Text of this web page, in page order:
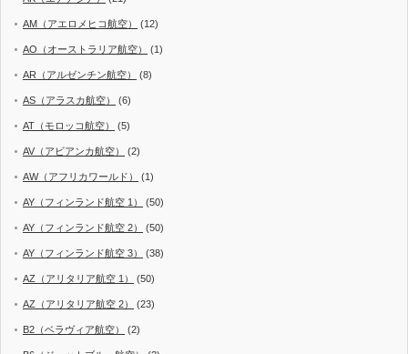
AM（アエロメヒコ航空） (12)
AO（オーストラリア航空） (1)
AR（アルゼンチン航空） (8)
AS（アラスカ航空） (6)
AT（モロッコ航空） (5)
AV（アビアンカ航空） (2)
AW（アフリカワールド） (1)
AY（フィンランド航空 1） (50)
AY（フィンランド航空 2） (50)
AY（フィンランド航空 3） (38)
AZ（アリタリア航空 1） (50)
AZ（アリタリア航空 2） (23)
B2（ベラヴィア航空） (2)